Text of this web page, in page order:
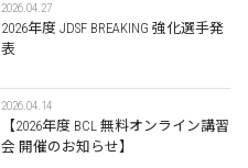
2026.04.27
2026年度 JDSF BREAKING 強化選手発
表
2026.04.14
【2026年度 BCL 無料オンライン講習
会 開催のお知らせ】